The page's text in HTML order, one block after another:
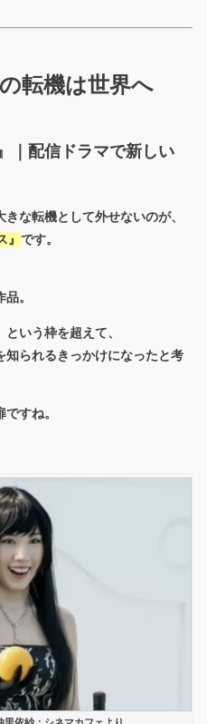
転機は世界へ
｜配信ドラマで新しい
な転機として外せないのが、
』 です。
品。
いう枠を超えて、
知られるきっかけになったと考
すね。